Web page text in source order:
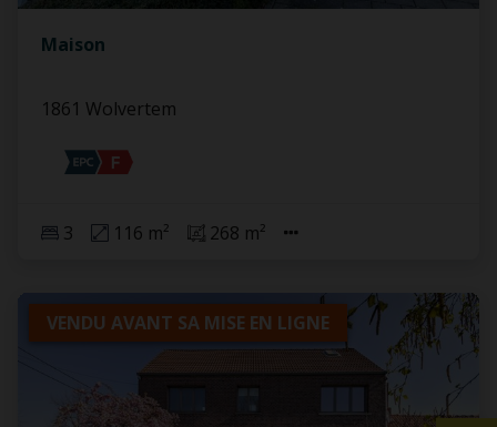
Maison
1861 Wolvertem
3 116 m² 268 m²
VENDU AVANT SA MISE EN LIGNE